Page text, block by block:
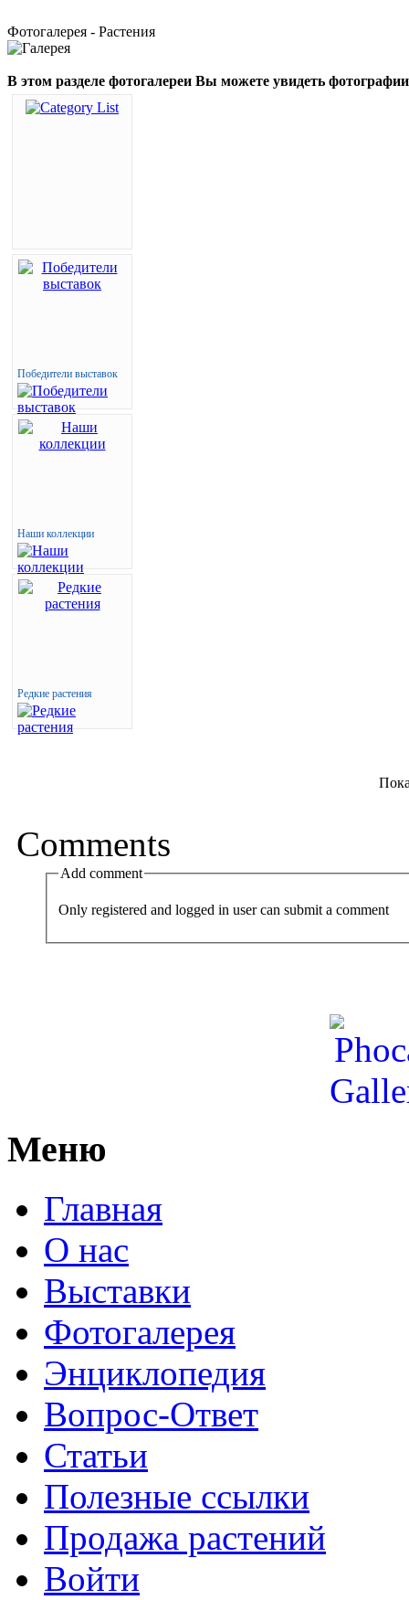
Фотогалерея - Растения
В этом разделе фотогалереи Вы можете увидеть
Победители выставок
Наши коллекции
Редкие растения
Comments
Add comment
Only registered and logged in user can submit a comment
Меню
Главная
О нас
Выставки
Фотогалерея
Энциклопедия
Вопрос-Ответ
Статьи
Полезные ссылки
Продажа растений
Войти